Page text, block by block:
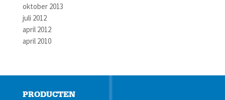
oktober 2013
juli 2012
april 2012
april 2010
PRODUCTEN